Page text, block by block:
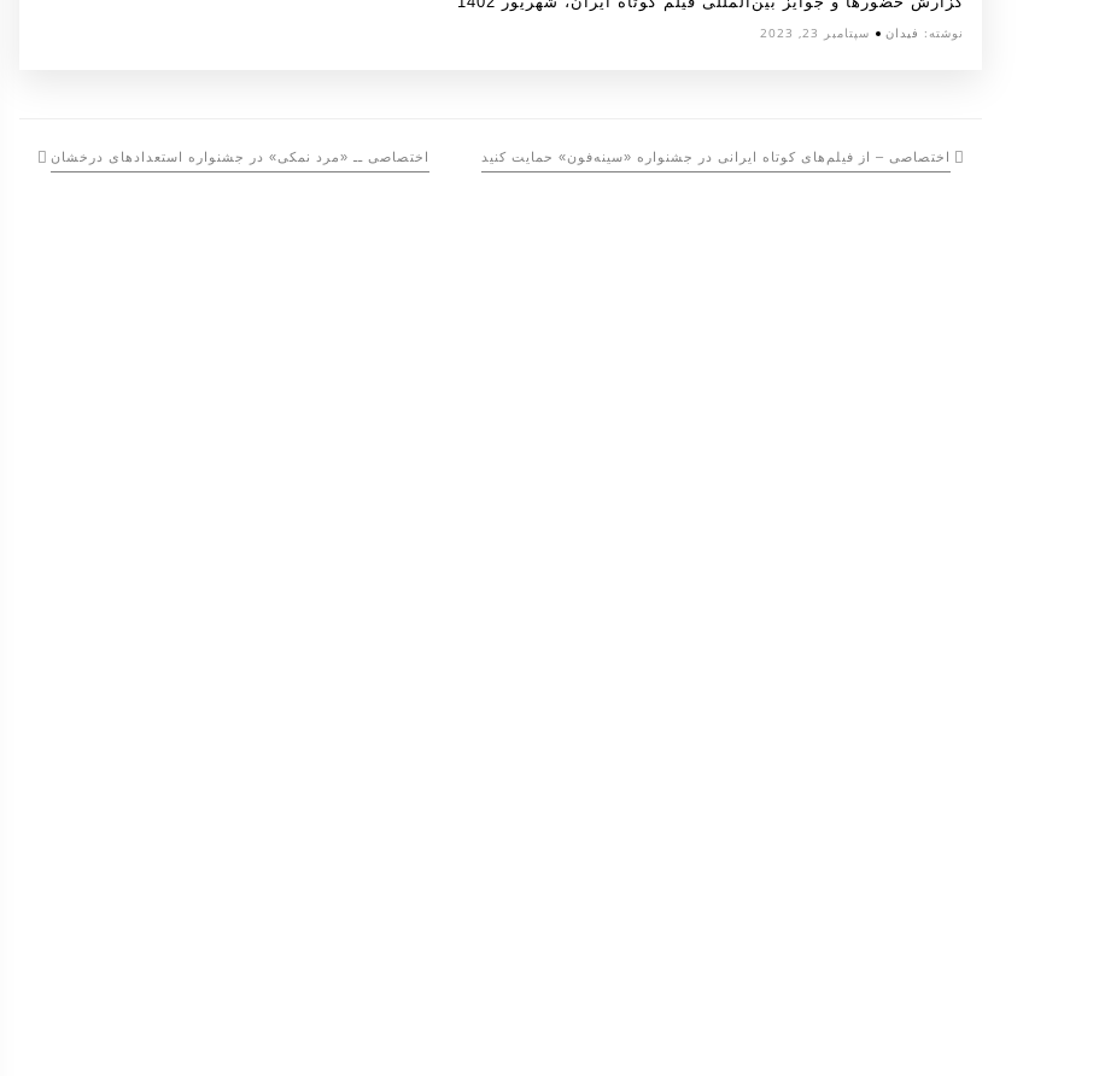
نوشته: فیدان سپتامبر 23, 2023
اختصاصی ــ «مرد نمکی» در جشنواره استعدادهای درخشان اختصاصی – از فیلم‌های کوتاه ایرانی در جشنواره «سینه‌فون» حمایت کنید